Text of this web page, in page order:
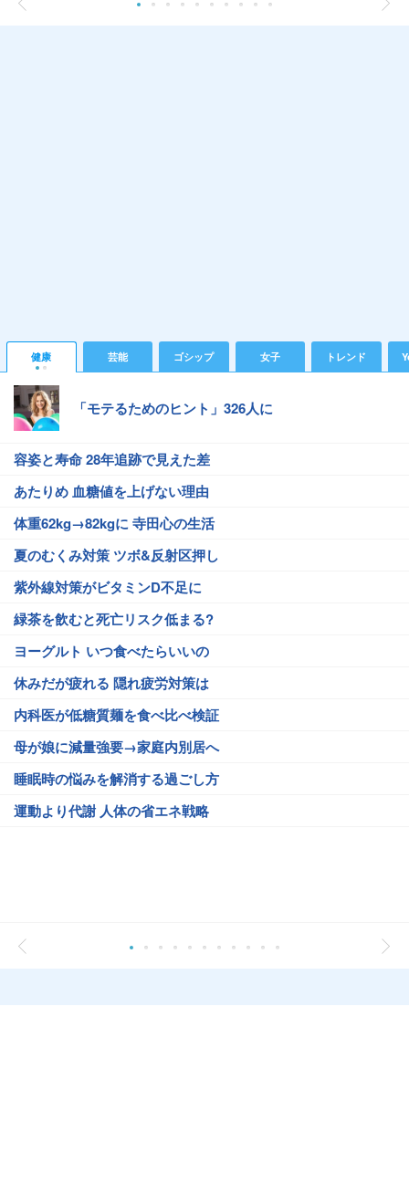
健康 芸能 ゴシップ 女子 トレンド
「モテるためのヒント」326人に
容姿と寿命 28年追跡で見えた差
あたりめ 血糖値を上げない理由
体重62kg→82kgに 寺田心の生活
夏のむくみ対策 ツボ&反射区押し
紫外線対策がビタミンD不足に
緑茶を飲むと死亡リスク低まる?
ヨーグルト いつ食べたらいいの
休みだが疲れる 隠れ疲労対策は
内科医が低糖質麺を食べ比べ検証
母が娘に減量強要→家庭内別居へ
睡眠時の悩みを解消する過ごし方
運動より代謝 人体の省エネ戦略